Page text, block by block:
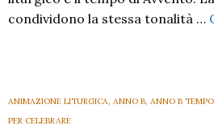
condividono la stessa tonalità …
ANIMAZIONE LITURGICA, ANNO B, ANNO B
PER CELEBRARE